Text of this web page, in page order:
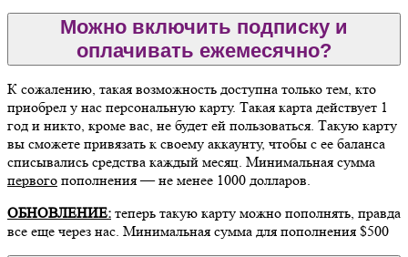
Можно включить подписку и
оплачивать ежемесячно?
К сожалению, такая возможность доступна только тем, кто
приобрел у нас персональную карту. Такая карта действует 1
год и никто, кроме вас, не будет ей пользоваться. Такую карту
вы сможете привязать к своему аккаунту, чтобы с ее баланса
списывались средства каждый месяц. Минимальная сумма
первого пополнения — не менее 1000 долларов.
ОБНОВЛЕНИЕ: теперь такую карту можно пополнять, правда
все еще через нас. Минимальная сумма для пополнения $500